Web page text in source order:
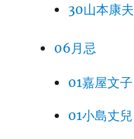
30山本康夫
06月忌
01嘉屋文子
01小島丈兒